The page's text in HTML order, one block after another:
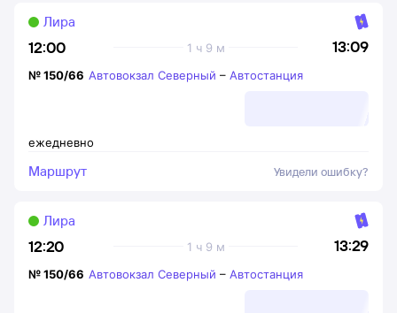
12:00 13:09
1 ч 9 м
Лира
ежедневно
№150/66 Автовокзал Северный – Автостанция
Маршрут Увидели ошибку?
12:20 13:29
1 ч 9 м
Лира
№150/66 Автовокзал Северный – Автостанция